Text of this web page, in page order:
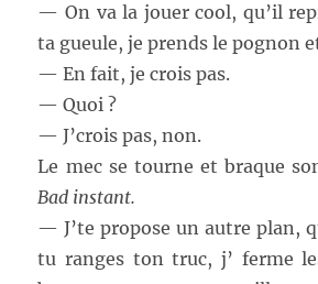
— On va la jouer cool, qu’il
ta gueule, je prends le pognon
— En fait, je crois pas.
— Quoi ?
— J’crois pas, non.
Le mec se tourne et braque
Bad instant.
— J’te propose un autre plan,
tu ranges ton truc, j’ ferme